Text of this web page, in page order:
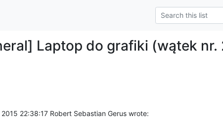
Laptop do grafiki (wątek nr.
22:38:17 Robert Sebastian Gerus wrote: